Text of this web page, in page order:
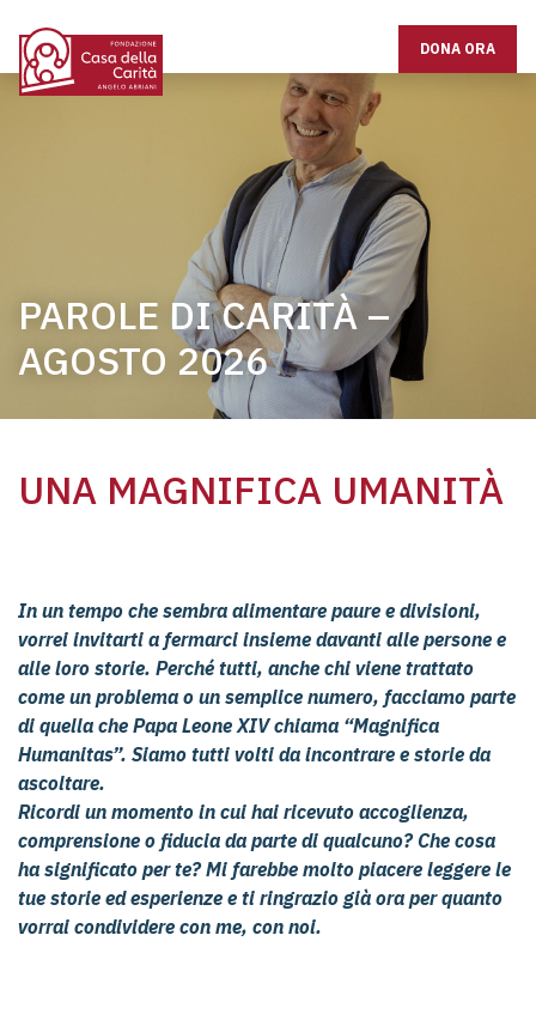
DONA ORA
PAROLE DI CARITÀ –
AGOSTO 2026
UNA MAGNIFICA UMANITÀ
In un tempo che sembra alimentare paure e divisioni,
vorrei invitarti a fermarci insieme davanti alle persone e
alle loro storie. Perché tutti, anche chi viene trattato
come un problema o un semplice numero, facciamo parte
di quella che Papa Leone XIV chiama “Magnifica
Humanitas”. Siamo tutti volti da incontrare e storie da
ascoltare.
Ricordi un momento in cui hai ricevuto accoglienza,
comprensione o fiducia da parte di qualcuno? Che cosa
ha significato per te? Mi farebbe molto piacere leggere le
tue storie ed esperienze e ti ringrazio già ora per quanto
vorrai condividere con me, con noi.